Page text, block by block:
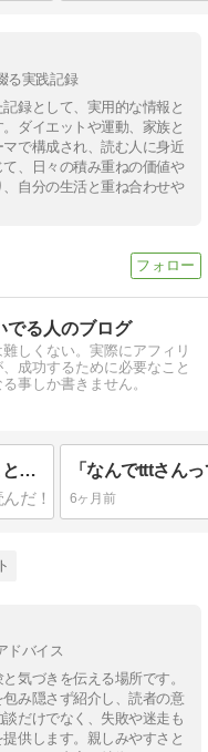
る実践記録
録として、実用的な情報と
ダイエットや運動、家族と
で構成され、読む人に身近
、日々の積み重ねの価値や
自分の生活と重ね合わせや
でる人のブログ
しくない。実際にアフィリ
成功するために必要なこと
事しか書きません。
知らない、わからない、できないことが多い？そんなん最高やん！！って話
6ヶ月前
ドバイス
気づきを伝える場所です。
み隠さず紹介し、読者の意
だけでなく、失敗や迷走も
供します。親しみやすさと